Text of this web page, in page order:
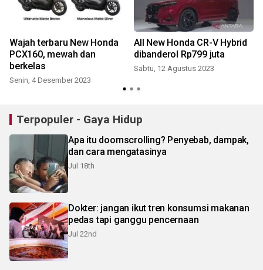
Wajah terbaru New Honda
PCX160, mewah dan
berkelas
Senin, 4 Desember 2023
All New Honda CR-V Hybrid
dibanderol Rp799 juta
Sabtu, 12 Agustus 2023
Terpopuler - Gaya Hidup
Apa itu doomscrolling? Penyebab, dampak,
dan cara mengatasinya
Jul 18th
Dokter: jangan ikut tren konsumsi makanan
pedas tapi ganggu pencernaan
Jul 22nd